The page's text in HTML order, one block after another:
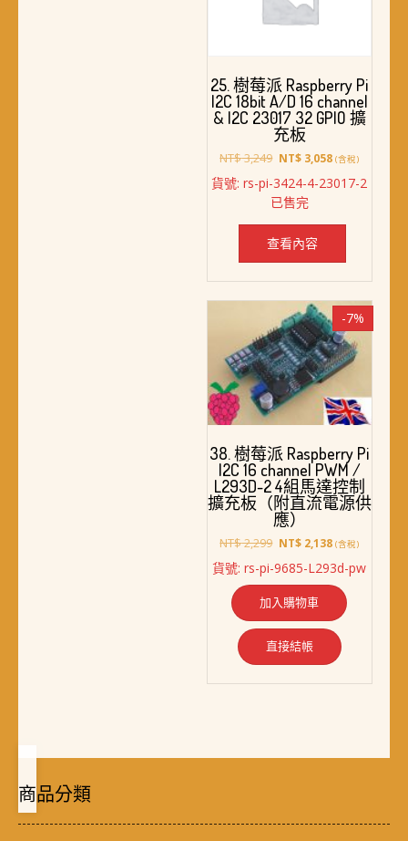
25. 樹莓派 Raspberry Pi
I2C 18bit A/D 16 channel
& I2C 23017 32 GPIO 擴
充板
NT$3,249 原
價
格：
NT$ 3,249。
NT$ 3,058目
價
NT$ 3,058。
(含稅)
貨號: rs-pi-3424-4-23017-2
已售完
查看內容
-7%
38. 樹莓派 Raspberry Pi
I2C 16 channel PWM /
L293D-2 4組馬達控制
擴充板（附直流電源供
應）
NT$2,299 原
價
NT$ 2,299。
NT$ 2,138目
價
格：
NT$ 2,138。
(含稅)
貨號: rs-pi-9685-L293d-pw
加入購物車
直接結帳
商品分類